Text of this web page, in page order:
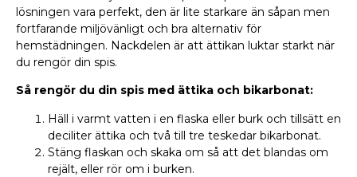
lösningen vara perfekt, den är lite starkare än såpan men
fortfarande miljövänligt och bra alternativ för
hemstädningen. Nackdelen är att ättikan luktar starkt när
du rengör din spis.
Så rengör du din spis med ättika och bikarbonat:
Häll i varmt vatten i en flaska eller burk och tillsätt en
deciliter ättika och två till tre teskedar bikarbonat.
Stäng flaskan och skaka om så att det blandas om
rejält, eller rör om i burken.